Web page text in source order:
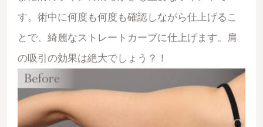
す。術中に何度も何度も確認しながら仕上げるこ
とで、綺麗なストレートカーブに仕上げます。肩
の吸引の効果は絶大でしょう？！